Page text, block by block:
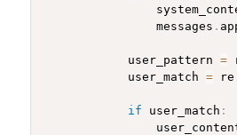
                messages
.
            user_pattern
=
            user_match
= re
if user_match :